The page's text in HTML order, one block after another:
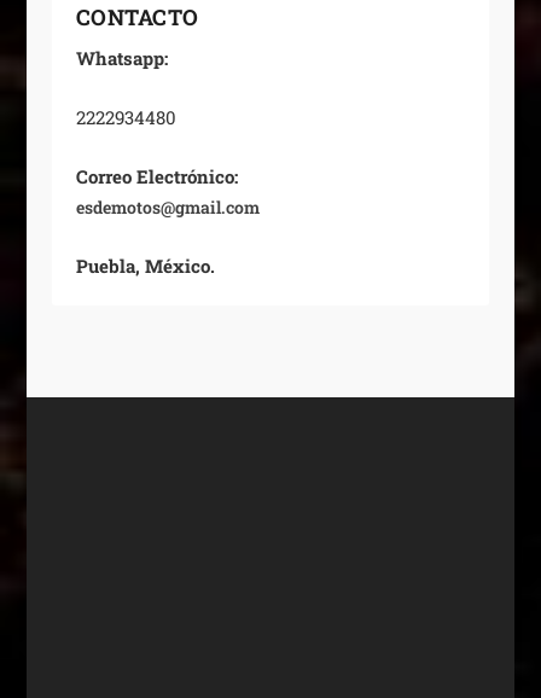
CONTACTO
Whatsapp:
2222934480
Correo Electrónico:
esdemotos@gmail.com
Puebla, México.